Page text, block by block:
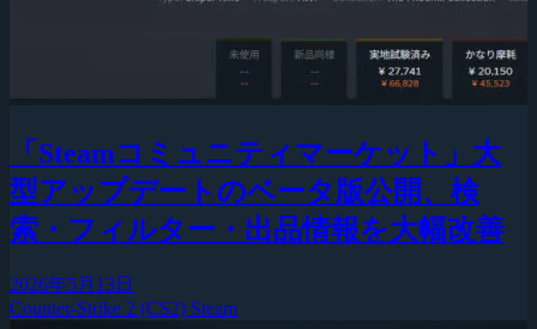
「Steamコミュニティマーケット」大
型アップデートのベータ版公開、検
索・フィルター・出品情報を大幅改善
2026年5月13日
Counter-Strike 2 (CS2) Steam